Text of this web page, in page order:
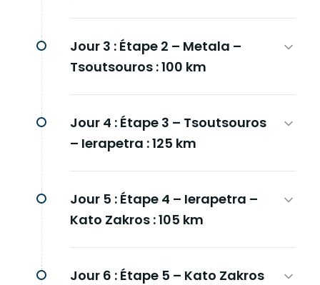
Jour 3 : Étape 2 – Metala –
Tsoutsouros : 100 km
Jour 4 : Étape 3 – Tsoutsouros
– Ierapetra : 125 km
Jour 5 : Étape 4 – Ierapetra –
Kato Zakros : 105 km
Jour 6 : Étape 5 – Kato Zakros